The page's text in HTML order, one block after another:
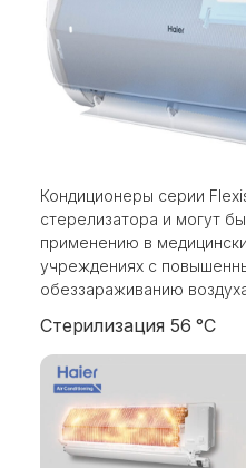
Кондиционеры серии
стерелизатора и могут
применению в
учреждениях с
обеззараживанию
Стерилизация 56 °С